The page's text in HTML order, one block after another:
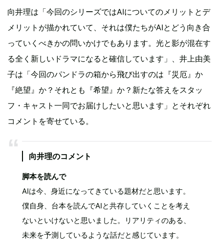
向井理は「今回のシリーズではAIについてのメリットとデ
メリットが描かれていて、それは僕たちがAIとどう向き合
っていくべきかの問いかけでもあります。光と影が混在す
る全く新しいドラマになると確信しています」、井上由美
子は「今回のパンドラの箱から飛び出すのは『災厄』か
『絶望』か？それとも『希望』か？新たな答えをスタッ
フ・キャスト一同でお届けしたいと思います」とそれぞれ
コメントを寄せている。
向井理のコメント
脚本を読んで
AIは今、身近になってきている題材だと思います。
僕自身、台本を読んでAIと共存していくことを考え
ないといけないと思いました。リアリティのある、
未来を予測しているような話だと感じています。